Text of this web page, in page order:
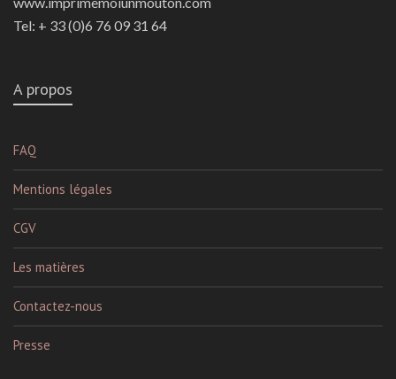
Tel: + 33 (0)6 76 09 31 64
A propos
FAQ
Mentions légales
CGV
Les matières
Contactez-nous
Presse